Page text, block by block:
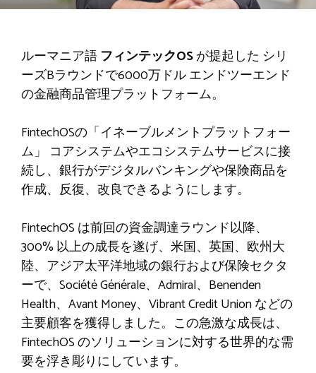
ルーマニア語 フィンテックOSが提起した シリ
ーズBラウンドで6000万ドルエンドツーエンド
の金融商品管理プラットフォーム。
FintechOSの「イネーブルメントプラットフォー
ム」 コアシステムやエコシステムサービスに接
続し、銀行がデジタルバンキングや保険商品を
作成、反復、改良できるようにします。
FintechOS は前回の資金調達ラウンド以降、
300% 以上の成長を遂げ、米国、英国、欧州大
陸、アジア太平洋地域の銀行および保険セクタ
ーで、Société Générale、Admiral、Benenden
Health、Avant Money、Vibrant Credit Union などの
主要顧客を獲得しました。この急激な成長は、
FintechOS のソリューションに対する世界的な需
要を浮き彫りにしています。